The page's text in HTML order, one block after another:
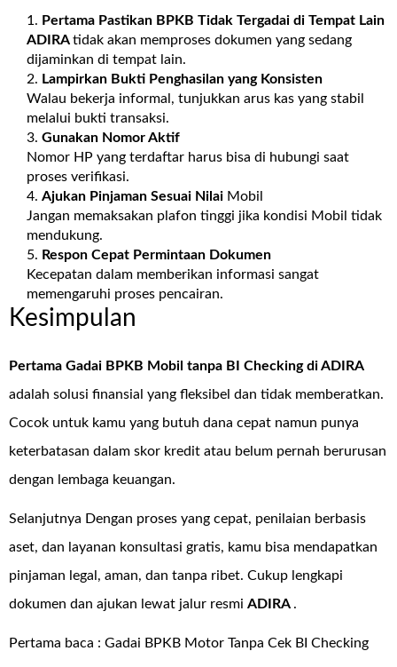
Pertama Pastikan BPKB Tidak Tergadai di Tempat Lain
ADIRAtidak akan memproses dokumen yang sedang
dijaminkan di tempat lain.
Lampirkan Bukti Penghasilan yang Konsisten
Walau bekerja informal, tunjukkan arus kas yang stabil
melalui bukti transaksi.
Gunakan Nomor Aktif
Nomor HP yang terdaftar harus bisa di hubungi saat
proses verifikasi.
Ajukan Pinjaman Sesuai Nilai Mobil
Jangan memaksakan plafon tinggi jika kondisi Mobil tidak
mendukung.
Respon Cepat Permintaan Dokumen
Kecepatan dalam memberikan informasi sangat
memengaruhi proses pencairan.
Kesimpulan
Pertama Gadai BPKB Mobil tanpa BI Checking diADIRA
adalah solusi finansial yang fleksibel dan tidak memberatkan.
Cocok untuk kamu yang butuh dana cepat namun punya
keterbatasan dalam skor kredit atau belum pernah berurusan
dengan lembaga keuangan.
Selanjutnya Dengan proses yang cepat, penilaian berbasis
aset, dan layanan konsultasi gratis, kamu bisa mendapatkan
pinjaman legal, aman, dan tanpa ribet. Cukup lengkapi
dokumen dan ajukan lewat jalur resmi ADIRA .
Pertama baca : Gadai BPKB Motor Tanpa Cek BI Checking